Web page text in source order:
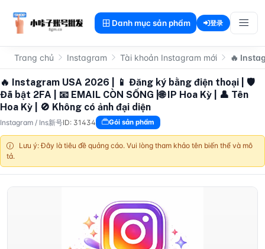
Danh mục sản phẩm 登录
Trang chủ Instagram Tài khoản Instagram mới 🔥
🔥 Instagram USA 2026 | 📱 Đăng ký bằng điện thoại | 🛡
Đã bật 2FA | 📧 EMAIL CÒN SỐNG |🌐 IP Hoa Kỳ | 👤 Tên
Hoa Kỳ | 🚫 Không có ảnh đại diện
Instagram / Ins新号ID: 31434 Gói sản phẩm
Lưu ý: Đây là tiêu đề quảng cáo. Vui lòng tham khảo tên biến thể và mô
tả.